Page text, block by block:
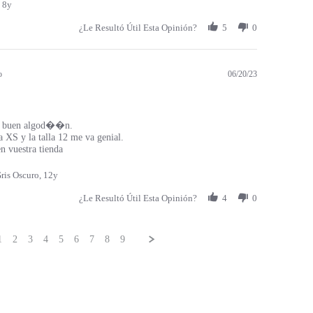
8y
¿Le Resultó Útil Esta Opinión? 5 0
06/20/23
algod��n.
XS y la talla 12 me va genial.
vuestra tienda
Oscuro, 12y
¿Le Resultó Útil Esta Opinión? 4 0
2 3 4 5 6 7 8 9